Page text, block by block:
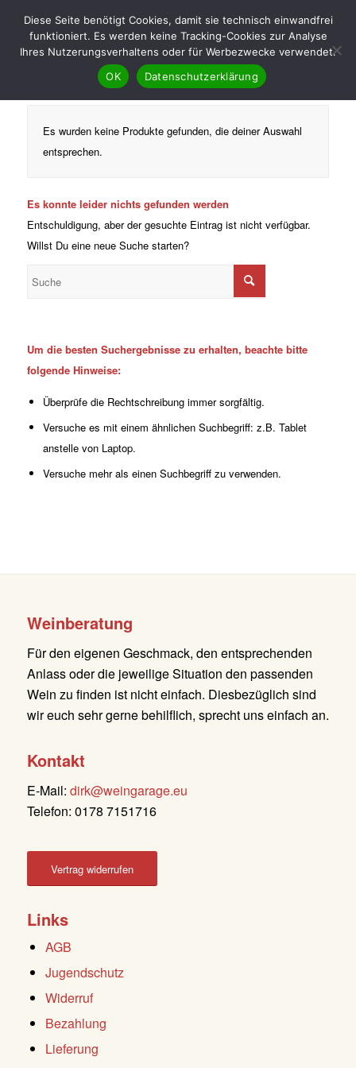
Es wurden keine Produkte gefunden, die deiner Auswahl
entsprechen.
Es konnte leider nichts gefunden werden
Entschuldigung, aber der gesuchte Eintrag ist nicht verfügbar.
Willst Du eine neue Suche starten?
Um die besten Suchergebnisse zu erhalten, beachte bitte
folgende Hinweise:
Überprüfe die Rechtschreibung immer sorgfältig.
Versuche es mit einem ähnlichen Suchbegriff: z.B. Tablet
anstelle von Laptop.
Versuche mehr als einen Suchbegriff zu verwenden.
Weinberatung
Für den eigenen Geschmack, den entsprechenden
Anlass oder die jeweilige Situation den passenden
Wein zu finden ist nicht einfach. Diesbezüglich sind
wir euch sehr gerne behilflich, sprecht uns einfach an.
Kontakt
E-Mail: dirk@weingarage.eu
Telefon: 0178 7151716
Vertrag widerrufen
Links
AGB
Jugendschutz
Widerruf
Bezahlung
Lieferung
Diese Seite benötigt Cookies, damit sie technisch einwandfrei
funktioniert. Es werden keine Tracking-Cookies zur Analyse
Ihres Nutzerungsverhaltens oder für Werbezwecke verwendet.
OK
Datenschutzerklärung